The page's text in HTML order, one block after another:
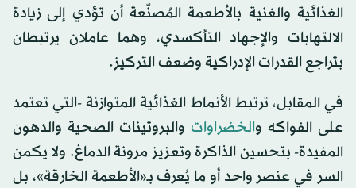
الغذائية والغنية بالأطعمة المُصنّعة أن تؤدي إلى زيادة
الالتهابات والإجهاد التأكسدي، وهما عاملان يرتبطان
بتراجع القدرات الإدراكية وضعف التركيز.
في المقابل، ترتبط الأنماط الغذائية المتوازنة -التي تعتمد
على الفواكه والخضراوات والبروتينات الصحية والدهون
المفيدة- بتحسين الذاكرة وتعزيز مرونة الدماغ. ولا يكمن
السر في عنصر واحد أو ما يُعرف بـ«الأطعمة الخارقة»، بل